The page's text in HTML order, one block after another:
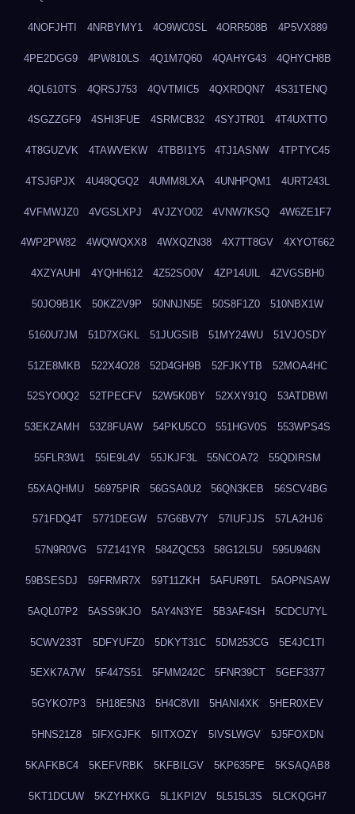
4NOFJHTI 4NRBYMY1 4O9WC0SL 4ORR508B 4P5VX889
4PE2DGG9 4PW810LS 4Q1M7Q60 4QAHYG43 4QHYCH8B
4QL610TS 4QRSJ753 4QVTMIC5 4QXRDQN7 4S31TENQ
4SGZZGF9 4SHI3FUE 4SRMCB32 4SYJTR01 4T4UXTTO
4T8GUZVK 4TAWVEKW 4TBBI1Y5 4TJ1ASNW 4TPTYC45
4TSJ6PJX 4U48QGQ2 4UMM8LXA 4UNHPQM1 4URT243L
4VFMWJZ0 4VGSLXPJ 4VJZYO02 4VNW7KSQ 4W6ZE1F7
4WP2PW82 4WQWQXX8 4WXQZN38 4X7TT8GV 4XYOT662
4XZYAUHI 4YQHH612 4Z52SO0V 4ZP14UIL 4ZVGSBH0
50JO9B1K 50KZ2V9P 50NNJN5E 50S8F1Z0 510NBX1W
5160U7JM 51D7XGKL 51JUGSIB 51MY24WU 51VJOSDY
51ZE8MKB 522X4O28 52D4GH9B 52FJKYTB 52MOA4HC
52SYO0Q2 52TPECFV 52W5K0BY 52XXY91Q 53ATDBWI
53EKZAMH 53Z8FUAW 54PKU5CO 551HGV0S 553WPS4S
55FLR3W1 55IE9L4V 55JKJF3L 55NCOA72 55QDIRSM
55XAQHMU 56975PIR 56GSA0U2 56QN3KEB 56SCV4BG
571FDQ4T 5771DEGW 57G6BV7Y 57IUFJJS 57LA2HJ6
57N9R0VG 57Z141YR 584ZQC53 58G12L5U 595U946N
59BSESDJ 59FRMR7X 59T11ZKH 5AFUR9TL 5AOPNSAW
5AQL07P2 5ASS9KJO 5AY4N3YE 5B3AF4SH 5CDCU7YL
5CWV233T 5DFYUFZ0 5DKYT31C 5DM253CG 5E4JC1TI
5EXK7A7W 5F447S51 5FMM242C 5FNR39CT 5GEF3377
5GYKO7P3 5H18E5N3 5H4C8VII 5HANI4XK 5HER0XEV
5HNS21Z8 5IFXGJFK 5IITXOZY 5IVSLWGV 5J5FOXDN
5KAFKBC4 5KEFVRBK 5KFBILGV 5KP635PE 5KSAQAB8
5KT1DCUW 5KZYHXKG 5L1KPI2V 5L515L3S 5LCKQGH7